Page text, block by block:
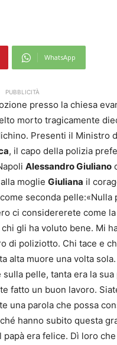
WhatsApp
PUBBLICITÀ
presso la chiesa
morto tragicamente
Presenti il Ministro
, il capo della polizia
Alessandro Giuliano
moglie Giuliana il
seconda
ci considererete come
gli ha voluto bene. Mi
di poliziotto. Chi tace e
alta muore una volta
pelle, tanta era la
fatto un buon lavoro.
una parola che possa
hanno subito questa
era felice. Dì loro